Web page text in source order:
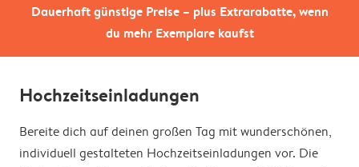
Dauerhaft günstige Preise – plus Extrarabatte, wenn
du mehr Exemplare kaufst
Hochzeitseinladungen
Bereite dich auf deinen großen Tag mit wunderschönen,
individuell gestalteten Hochzeitseinladungen vor. Die